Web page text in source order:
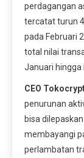
perdagangan
tercatat turun
pada Februari
total nilai
Januari hingga
CEO
penurunan
bisa
membayangi
perlambatan